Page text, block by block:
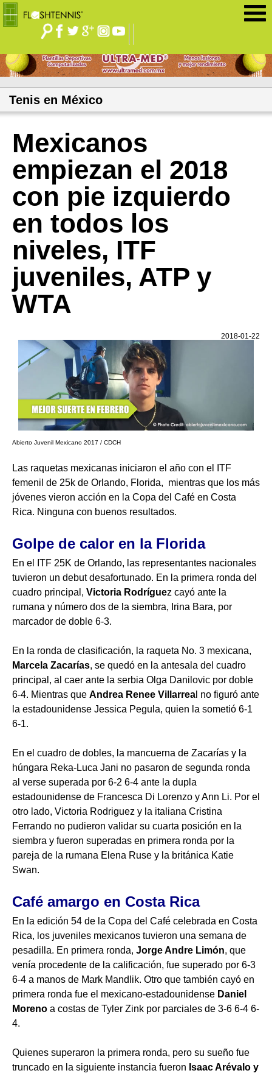
Tenis en México
Mexicanos
empiezan el 2018
con pie izquierdo
en todos los
niveles, ITF
juveniles, ATP y
WTA
2018-01-22
Abierto Juvenil Mexicano 2017 / CDCH
Las raquetas mexicanas iniciaron el año con el ITF
femenil de 25k de Orlando, Florida, mientras que los más
jóvenes vieron acción en la Copa del Café en Costa
Rica. Ninguna con buenos resultados.
Golpe de calor en la Florida
En el ITF 25K de Orlando, las representantes nacionales
tuvieron un debut desafortunado. En la primera ronda del
cuadro principal, Victoria Rodríguez cayó ante la
rumana y número dos de la siembra, Irina Bara, por
marcador de doble 6-3.
En la ronda de clasificación, la raqueta No. 3 mexicana,
Marcela Zacarías, se quedó en la antesala del cuadro
principal, al caer ante la serbia Olga Danilovic por doble
6-4. Mientras que Andrea Renee Villarrea l no figuró ante
la estadounidense Jessica Pegula, quien la sometió 6-1
6-1.
En el cuadro de dobles, la mancuerna de Zacarías y la
húngara Reka-Luca Jani no pasaron de segunda ronda
al verse superada por 6-2 6-4 ante la dupla
estadounidense de Francesca Di Lorenzo y Ann Li. Por el
otro lado, Victoria Rodriguez y la italiana Cristina
Ferrando no pudieron validar su cuarta posición en la
siembra y fueron superadas en primera ronda por la
pareja de la rumana Elena Ruse y la británica Katie
Swan.
Café amargo en Costa Rica
En la edición 54 de la Copa del Café celebrada en Costa
Rica, los juveniles mexicanos tuvieron una semana de
pesadilla. En primera ronda, Jorge Andre Limón, que
venía procedente de la calificación, fue superado por 6-3
6-4 a manos de Mark Mandlik. Otro que también cayó en
primera ronda fue el mexicano-estadounidense Daniel
Moreno a costas de Tyler Zink por parciales de 3-6 6-4 6-
4.
Quienes superaron la primera ronda, pero su sueño fue
truncado en la siguiente instancia fueron Isaac Arévalo y